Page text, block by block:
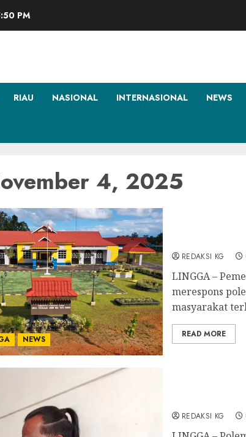
PM
RIAU NASIONAL INTERNASIONAL NEWS
4, 2025
NEWS
REDAKSI KG
LINGGA –
merespons
masyarakat
READ MORE
REDAKSI KG